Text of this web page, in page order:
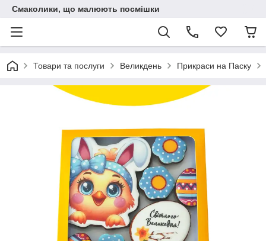
Смаколики, що малюють посмішки
Товари та послуги Великдень Прикраси на Паску